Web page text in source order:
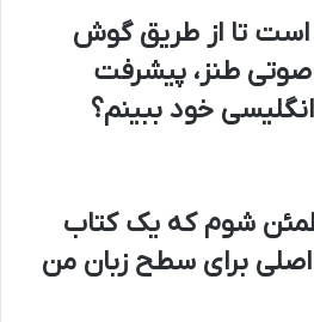
است تا از طریق گوش
طنز، پیشرفت
خود ببینم؟
شوم که یک کتاب
برای سطح زبان من